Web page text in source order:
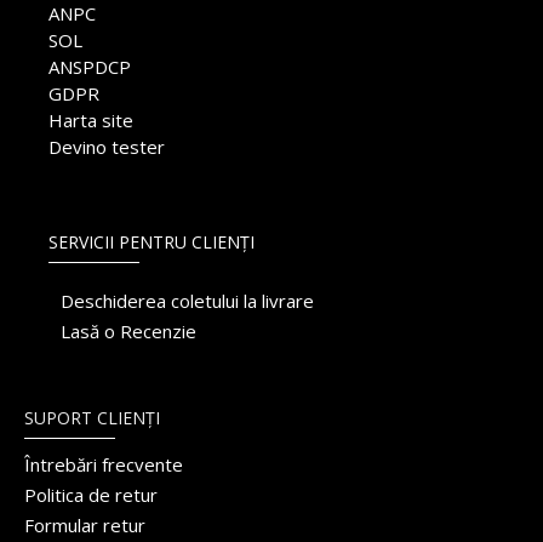
ANPC
SOL
ANSPDCP
GDPR
Harta site
Devino tester
SERVICII PENTRU CLIENȚI
Deschiderea coletului la livrare
Lasă o Recenzie
SUPORT CLIENȚI
Întrebări frecvente
Politica de retur
Formular retur